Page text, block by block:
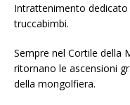
Intrattenimento dedicato
truccabimbi.
Sempre nel Cortile della
ritornano le ascensioni
della mongolfiera.